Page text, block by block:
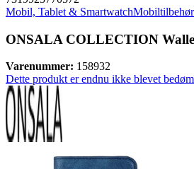
Mobil, Tablet & SmartwatchMobiltilbehør
ONSALA COLLECTION
Varenummer: 158932
Dette produkt er endnu ikke blevet